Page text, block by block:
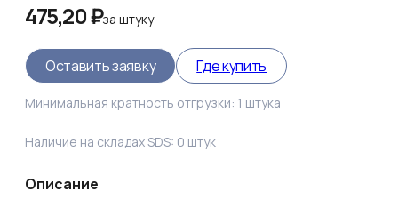
475,20 ₽заштуку
Оставить заявку Где купить
Минимальная кратность отгрузки: 1 штука
Наличие на складах SDS: 0 штук
Описание